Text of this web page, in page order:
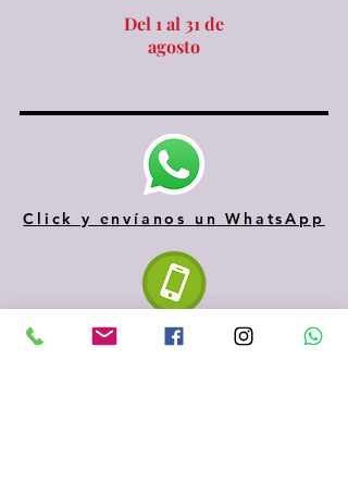
Del 1 al 31 de
agosto
Click y envíanos un WhatsApp
610 334 435